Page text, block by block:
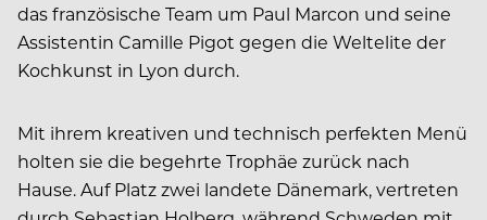
das französische Team um Paul Marcon und seine
Assistentin Camille Pigot gegen die Weltelite der
Kochkunst in Lyon durch.
Mit ihrem kreativen und technisch perfekten Menü
holten sie die begehrte Trophäe zurück nach
Hause. Auf Platz zwei landete Dänemark, vertreten